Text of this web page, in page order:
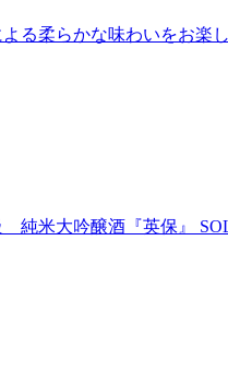
る柔らかな味わいをお楽
純米大吟醸酒『英保』